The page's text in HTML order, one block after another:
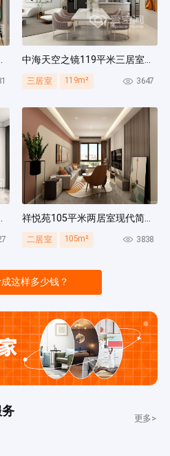
装修案例 中海天空之镜119平米三居室北欧风装修案例
三居室 119m² 3647
装修案例 祥悦苑105平米两居室现代简约风装修案例
二居室 105m² 3838
这样多少钱？
更多>